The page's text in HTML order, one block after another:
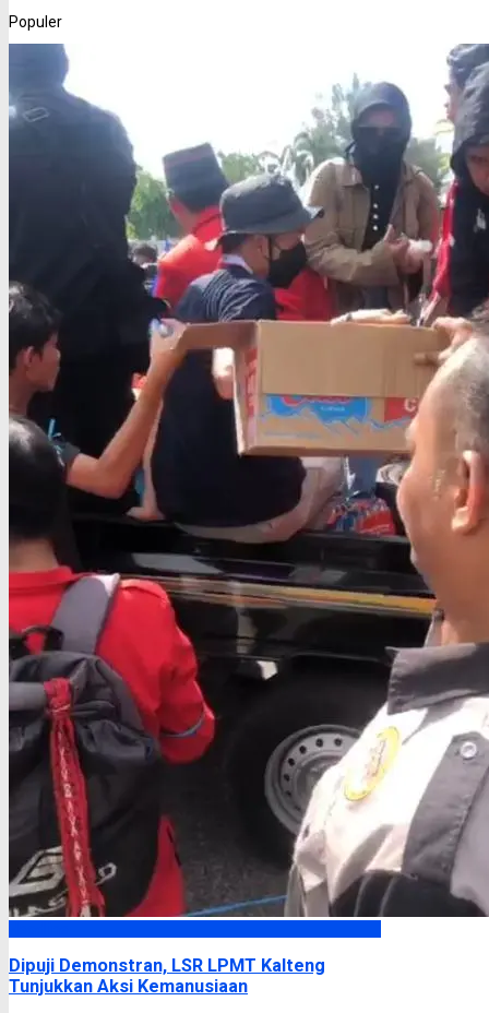
Populer
Dipuji Demonstran, LSR LPMT Kalteng
Tunjukkan Aksi Kemanusiaan